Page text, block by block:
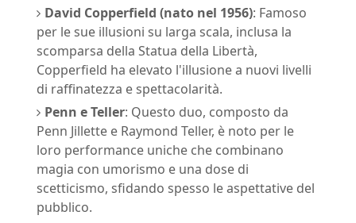
David Copperfield (nato nel 1956): Famoso
per le sue illusioni su larga scala, inclusa la
scomparsa della Statua della Libertà,
Copperfield ha elevato l'illusione a nuovi livelli
di raffinatezza e spettacolarità.
Penn e Teller: Questo duo, composto da
Penn Jillette e Raymond Teller, è noto per le
loro performance uniche che combinano
magia con umorismo e una dose di
scetticismo, sfidando spesso le aspettative del
pubblico.